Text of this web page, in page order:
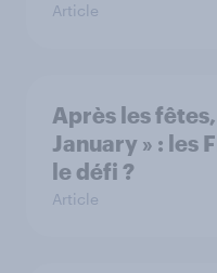
Article
Après les
January » : les
le défi ?
Article